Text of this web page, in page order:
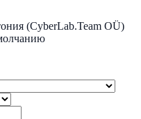
(CyberLab.Team OÜ)